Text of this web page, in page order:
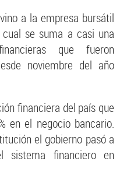
a la empresa bursátil
se suma a casi una
que fueron
noviembre del año
financiera del país que
en el negocio bancario.
el gobierno pasó a
sistema financiero en